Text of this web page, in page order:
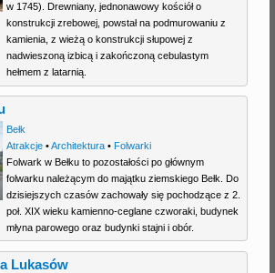
w 1745). Drewniany, jednonawowy kościół o
konstrukcji zrebowej, powstał na podmurowaniu z
kamienia, z wieżą o konstrukcji słupowej z
nadwieszoną izbicą i zakończoną cebulastym
hełmem z latarnią.
Bełk
Atrakcje•Architektura• Folwarki
Folwark w Bełku to pozostałości po głównym
folwarku należącym do majątku ziemskiego Bełk. Do
dzisiejszych czasów zachowały się pochodzące z 2.
poł. XIX wieku kamienno-ceglane czworaki, budynek
młyna parowego oraz budynki stajni i obór.
Lukasów